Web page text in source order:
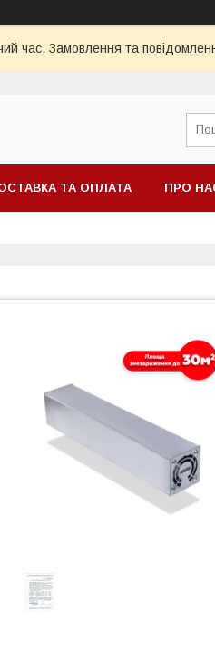
час. Замовлення та
ТА ОПЛАТА ПРО